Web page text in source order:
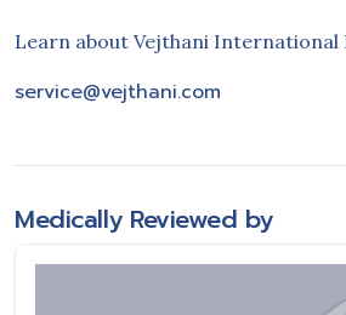
Learn about Vejthani International
service@vejthani.com
Medically Reviewed by